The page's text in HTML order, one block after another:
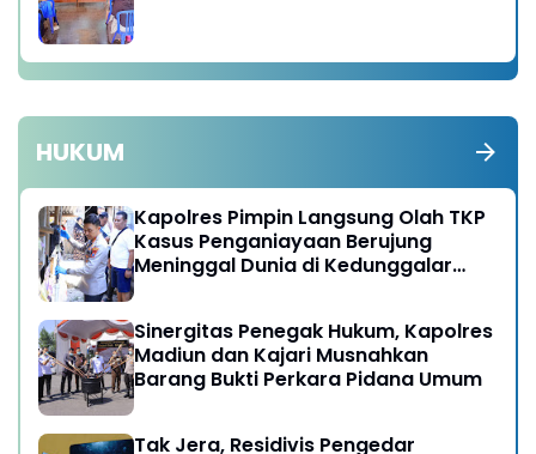
HUKUM
Kapolres Pimpin Langsung Olah TKP
Kasus Penganiayaan Berujung
Meninggal Dunia di Kedunggalar
Sinergitas Penegak Hukum, Kapolres
Madiun dan Kajari Musnahkan
Barang Bukti Perkara Pidana Umum
Tak Jera, Residivis Pengedar